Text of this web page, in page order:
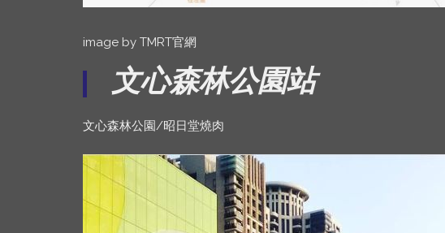
image by TMRT官網
文心森林公園站
文心森林公園/昭日堂燒肉